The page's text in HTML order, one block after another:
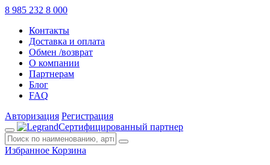
8 985 232 8 000
Контакты
Доставка и оплата
Обмен /возврат
О компании
Партнерам
Блог
FAQ
Авторизация Регистрация
Сертифицированный партнер
Избранное Корзина